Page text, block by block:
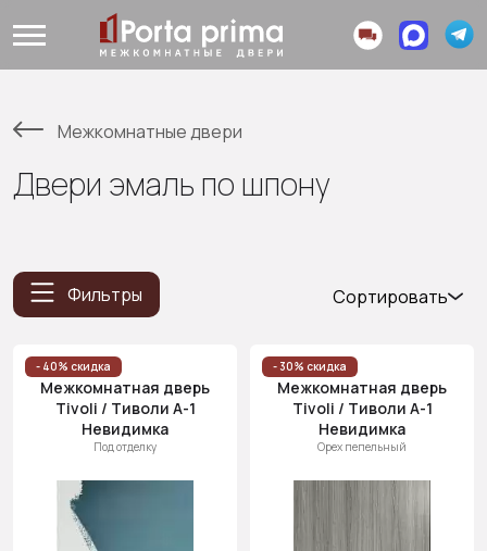
Межкомнатные двери
Двери эмаль по шпону
Фильтры
Сортировать
Цена
(возр.)
Цена (убыв.)
Cначала
новинки
Cначала
скидки
- 40% скидка
Межкомнатная дверь
Tivoli / Тиволи А-1
Невидимка
Под отделку
- 30% скидка
Межкомнатная дверь
Tivoli / Тиволи А-1
Невидимка
Орех пепельный